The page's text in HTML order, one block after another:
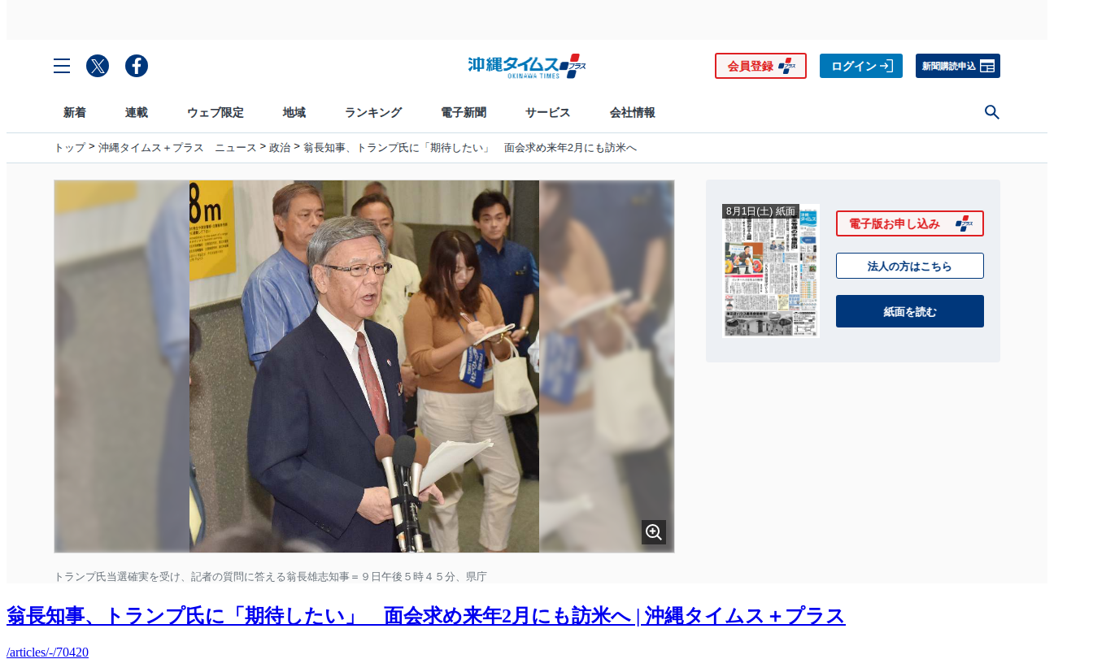
翁長知事、トランプ氏に「期待したい」 面会求め来年2月にも訪米へ | 沖縄タイムス＋プラス
/articles/-/70420